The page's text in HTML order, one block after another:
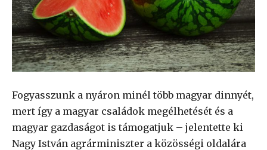
Fogyasszunk a nyáron minél több magyar dinnyét,
mert így a magyar családok megélhetését és a
magyar gazdaságot is támogatjuk – jelentette ki
Nagy István agrárminiszter a közösségi oldalára